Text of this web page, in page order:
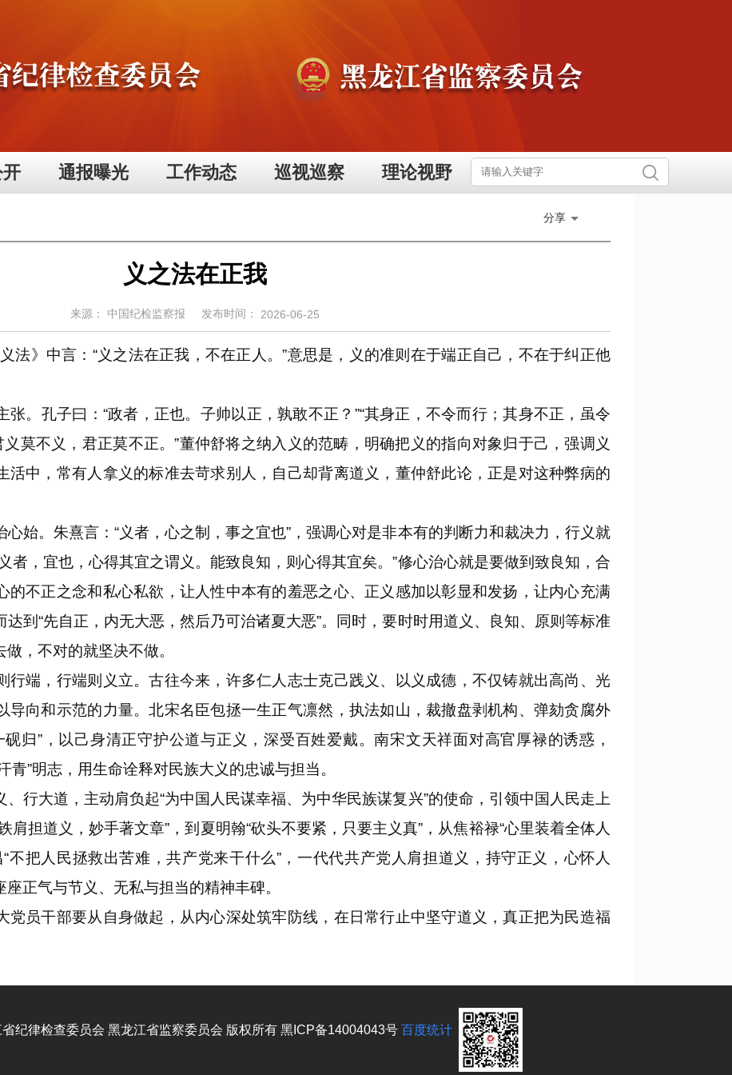
通报曝光 工作动态 巡视巡察 理论视野
分享
义之法在正我
来源： 中国纪检监察报 发布时间： 2026-06-25
》中言：“义之法在正我，不在正人。”意思是，义的准则在于端正自己，不在于纠正他
孔子曰：“政者，正也。子帅以正，孰敢不正？”“其身正，不令而行；其身不正，虽令
义莫不义，君正莫不正。”董仲舒将之纳入义的范畴，明确把义的指向对象归于己，强调义
活中，常有人拿义的标准去苛求别人，自己却背离道义，董仲舒此论，正是对这种弊病的
。朱熹言：“义者，心之制，事之宜也”，强调心对是非本有的判断力和裁决力，行义就
者，宜也，心得其宜之谓义。能致良知，则心得其宜矣。”修心治心就是要做到致良知，合
的不正之念和私心私欲，让人性中本有的羞恶之心、正义感加以彰显和发扬，让内心充满
到“先自正，内无大恶，然后乃可治诸夏大恶”。同时，要时时用道义、良知、原则等标准
，不对的就坚决不做。
端，行端则义立。古往今来，许多仁人志士克己践义、以义成德，不仅铸就出高尚、光
导向和示范的力量。北宋名臣包拯一生正气凛然，执法如山，裁撤盘剥机构、弹劾贪腐外
归”，以己身清正守护公道与正义，深受百姓爱戴。南宋文天祥面对高官厚禄的诱惑，
青”明志，用生命诠释对民族大义的忠诚与担当。
大道，主动肩负起“为中国人民谋幸福、为中华民族谋复兴”的使命，引领中国人民走上
肩担道义，妙手著文章”，到夏明翰“砍头不要紧，只要主义真”，从焦裕禄“心里装着全体人
不把人民拯救出苦难，共产党来干什么”，一代代共产党人肩担道义，持守正义，心怀人
正气与节义、无私与担当的精神丰碑。
员干部要从自身做起，从内心深处筑牢防线，在日常行止中坚守道义，真正把为民造福
纪律检查委员会 黑龙江省监察委员会 版权所有 黑ICP备14004043号 百度统计